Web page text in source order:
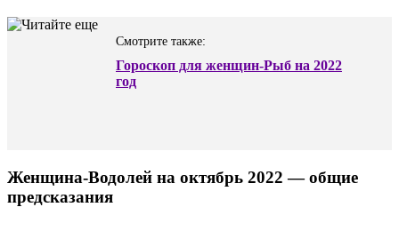
Смотрите также:
Гороскоп для женщин-Рыб на 2022
год
Женщина-Водолей на октябрь 2022 — общие
предсказания